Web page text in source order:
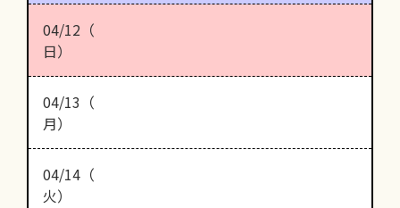
04/12（
日）
04/13（
月）
04/14（
火）